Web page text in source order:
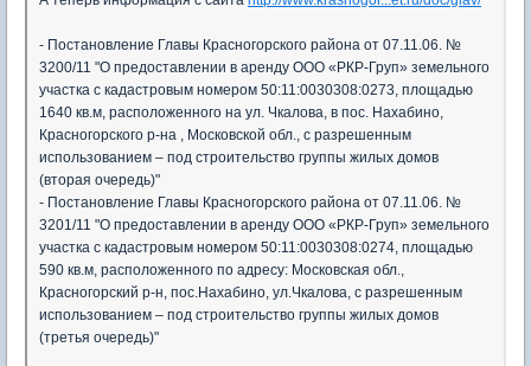
- Постановление Главы Красногорского района от 07.11.06. №
3200/11 "О предоставлении в аренду ООО «РКР-Груп» земельного
участка с кадастровым номером 50:11:0030308:0273, площадью
1640 кв.м, расположенного на ул. Чкалова, в пос. Нахабино,
Красногорского р-на , Московской обл., с разрешенным
использованием – под строительство группы жилых домов
(вторая очередь)"
- Постановление Главы Красногорского района от 07.11.06. №
3201/11 "О предоставлении в аренду ООО «РКР-Груп» земельного
участка с кадастровым номером 50:11:0030308:0274, площадью
590 кв.м, расположенного по адресу: Московская обл.,
Красногорский р-н, пос.Нахабино, ул.Чкалова, с разрешенным
использованием – под строительство группы жилых домов
(третья очередь)"